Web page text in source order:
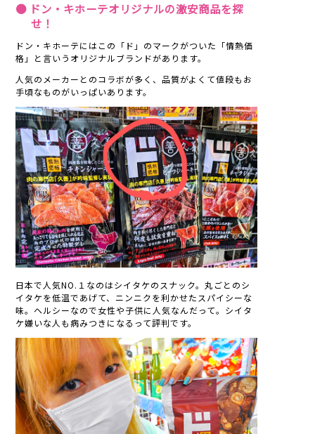
● ドン・キホーテオリジナルの激安商品を探
せ！
ドン・キホーテにはこの「ド」のマークがついた「情熱価
格」と言いうオリジナルブランドがあります。
人気のメーカーとのコラボが多く、品質がよくて値段もお
手頃なものがいっぱいあります。
日本で人気NO.１なのはシイタケのスナック。丸ごとのシ
イタケを低温であげて、ニンニクを利かせたスパイシーな
味。ヘルシーなので女性や子供に人気なんだって。シイタ
ケ嫌いな人も病みつきになるって評判です。